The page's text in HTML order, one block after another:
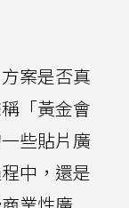
案是否真
「黃金會
些貼片廣
中，還是